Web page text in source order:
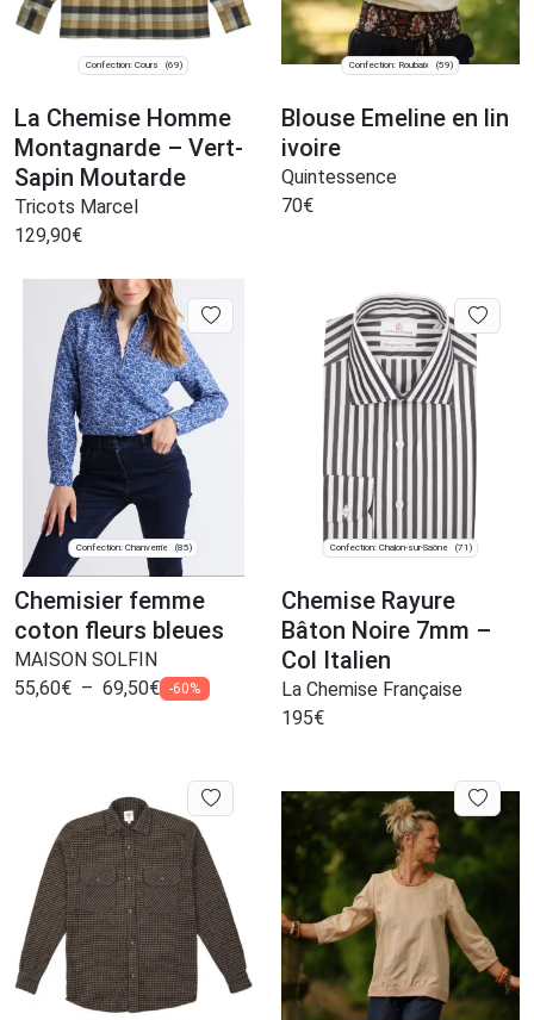
Confection: Cours (69)
La Chemise Homme
Montagnarde – Vert-
Sapin Moutarde
Tricots Marcel
129,90€
Confection: Roubaix (59)
Blouse Emeline en lin
ivoire
Quintessence
70€
Confection: Chanverrie (85)
Chemisier femme
coton fleurs bleues
MAISON SOLFIN
55,60€ – 69,50€ -60%
Confection: Chalon-sur-Saône (71)
Chemise Rayure
Bâton Noire 7mm –
Col Italien
La Chemise Française
195€